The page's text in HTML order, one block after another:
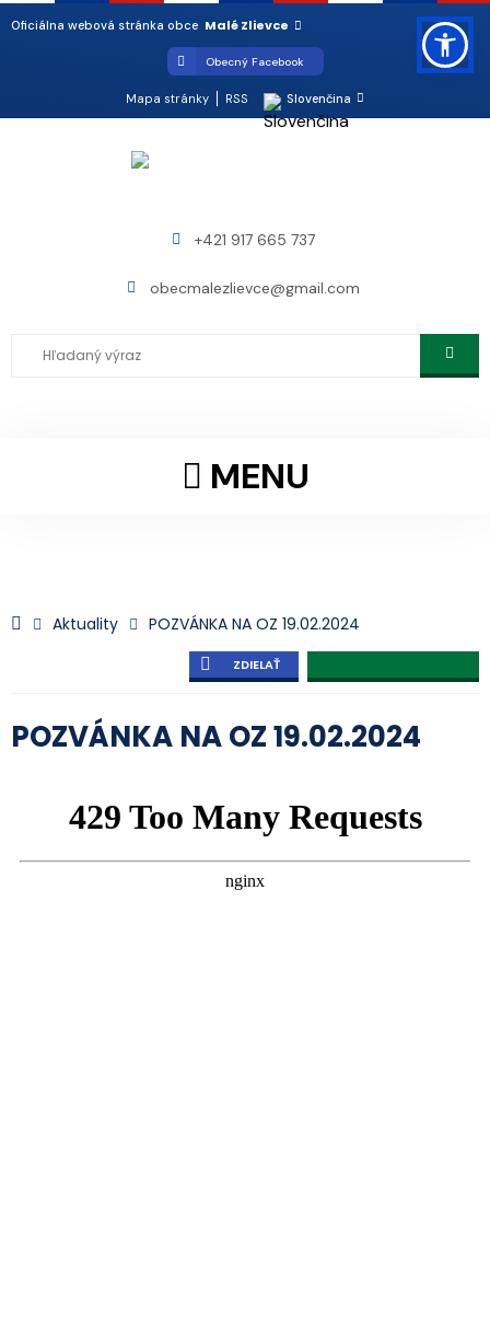
Oficiálna webová stránka obce Malé Zlievce
Obecný Facebook
Mapa stránky RSS Slovenčina
+421 917 665 737
obecmalezlievce@gmail.com
MENU
Aktuality POZVÁNKA NA OZ 19.02.2024
ZDIELAŤ
POZVÁNKA NA OZ 19.02.2024